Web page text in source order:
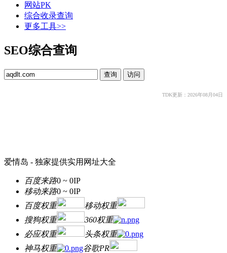
网站PK
综合收录查询
更多工具>>
SEO综合查询
TDK更新：2026年08月04日
爱情岛 - 独家提供实用网址大全
百度来路0 ~ 0IP
移动来路0 ~ 0IP
百度权重
移动权重
搜狗权重
360权重
必应权重
头条权重
神马权重
谷歌PR